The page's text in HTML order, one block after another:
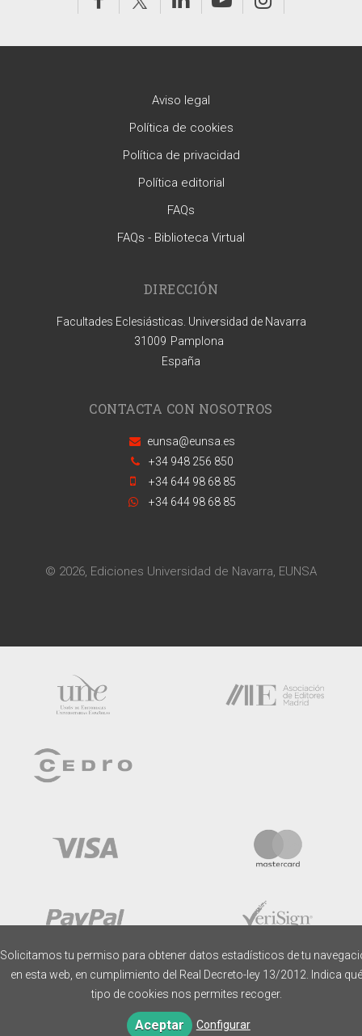
Aviso legal
Política de cookies
Política de privacidad
Política editorial
FAQs
FAQs - Biblioteca Virtual
DIRECCIÓN
Facultades Eclesiásticas. Universidad de Navarra
31009 Pamplona
España
CONTACTA CON NOSOTROS
eunsa@eunsa.es
+34 948 256 850
+34 644 98 68 85
+34 644 98 68 85
© 2026, Ediciones Universidad de Navarra, EUNSA
Solicitamos tu permiso para obtener datos estadísticos de tu
en esta web, en cumplimiento del Real Decreto-ley 13/2012. Indica qué
tipo de cookies nos permites recoger.
Aceptar Configurar